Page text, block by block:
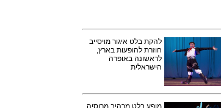
להקת בלט איגור מויסייב
חוזרת להופעות בארץ,
לראשונה באופרה
הישראלית
מופע בלט מרהיב מרוסיה